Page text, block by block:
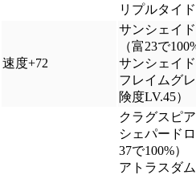
リプルタイ
速度+72
サンシェイ
（富23で
サンシェイ
フレイムグ
険度LV.45）
クラグスピ
シェパード
37で100%）
アトラスダ